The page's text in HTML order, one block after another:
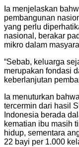
Ia menjelaskan
pembangunan
yang perlu
nasional, berakar
mikro dalam
“Sebab, keluarga
merupakan fondasi
keberlanjutan
Ia menuturkan
tercermin dari hasil
Indonesia berada
kematian ibu masih
hidup, sementara
22 bayi per 1.000